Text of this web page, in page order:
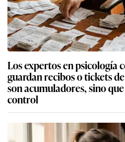
Los expertos en psicología
guardan recibos o tickets
son acumuladores, sino
control